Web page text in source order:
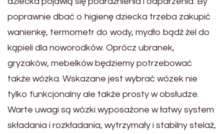
poprawnie dbać o higienę dziecka trzeba zakupić
wanienkę, termometr do wody, mydło bądź żel do
kąpieli dla noworodków. Oprócz ubranek,
gryzaków, mebelków będziemy potrzebować
także wózka. Wskazane jest wybrać wózek nie
tylko funkcjonalny ale także prosty w obsłudze.
Warte uwagi są wózki wyposażone w łatwy system
składania i rozkładania, wytrzymały i stabilny stelaż,